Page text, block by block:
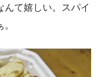
んて嬉しい。スパイ